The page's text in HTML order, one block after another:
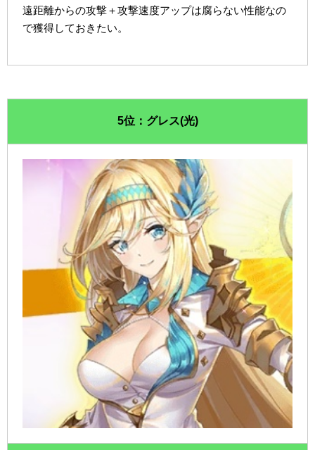
遠距離からの攻撃＋攻撃速度アップは腐らない性能なの
で獲得しておきたい。
5位：グレス(光)